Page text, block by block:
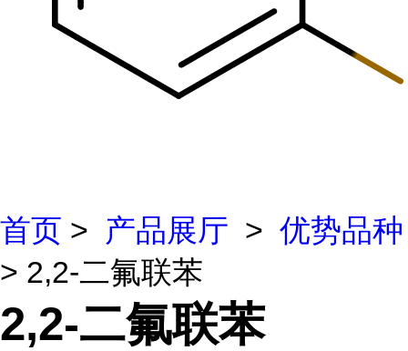
首页 > 产品展厅 > 优势品种
> 2,2-二氟联苯
2,2-二氟联苯